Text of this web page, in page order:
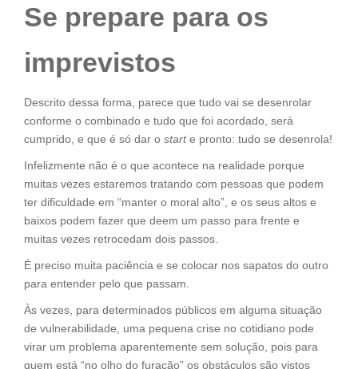
Se prepare para os
imprevistos
Descrito dessa forma, parece que tudo vai se desenrolar
conforme o combinado e tudo que foi acordado, será
cumprido, e que é só dar o starte pronto: tudo se desenrola!
Infelizmente não é o que acontece na realidade porque
muitas vezes estaremos tratando com pessoas que podem
ter dificuldade em “manter o moral alto”, e os seus altos e
baixos podem fazer que deem um passo para frente e
muitas vezes retrocedam dois passos.
É preciso muita paciência e se colocar nos sapatos do outro
para entender pelo que passam.
Às vezes, para determinados públicos em alguma situação
de vulnerabilidade, uma pequena crise no cotidiano pode
virar um problema aparentemente sem solução, pois para
quem está “no olho do furacão” os obstáculos são vistos